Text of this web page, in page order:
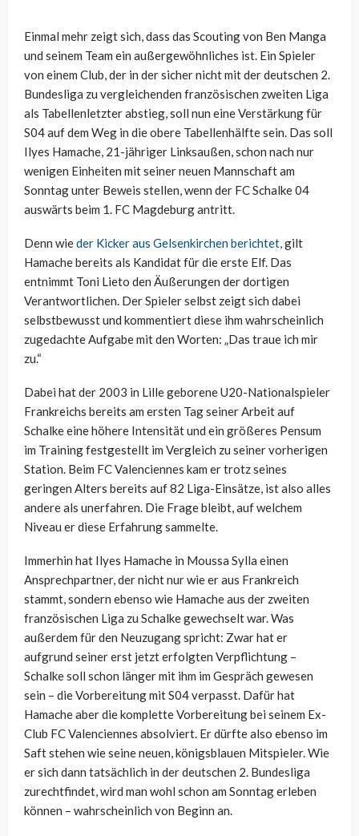
Einmal mehr zeigt sich, dass das Scouting von Ben Manga
und seinem Team ein außergewöhnliches ist. Ein Spieler
von einem Club, der in der sicher nicht mit der deutschen 2.
Bundesliga zu vergleichenden französischen zweiten Liga
als Tabellenletzter abstieg, soll nun eine Verstärkung für
S04 auf dem Weg in die obere Tabellenhälfte sein. Das soll
Ilyes Hamache, 21-jähriger Linksaußen, schon nach nur
wenigen Einheiten mit seiner neuen Mannschaft am
Sonntag unter Beweis stellen, wenn der FC Schalke 04
auswärts beim 1. FC Magdeburg antritt.
Denn wieder Kicker aus Gelsenkirchen berichtet, gilt
Hamache bereits als Kandidat für die erste Elf. Das
entnimmt Toni Lieto den Äußerungen der dortigen
Verantwortlichen. Der Spieler selbst zeigt sich dabei
selbstbewusst und kommentiert diese ihm wahrscheinlich
zugedachte Aufgabe mit den Worten: „Das traue ich mir
zu.“
Dabei hat der 2003 in Lille geborene U20-Nationalspieler
Frankreichs bereits am ersten Tag seiner Arbeit auf
Schalke eine höhere Intensität und ein größeres Pensum
im Training festgestellt im Vergleich zu seiner vorherigen
Station. Beim FC Valenciennes kam er trotz seines
geringen Alters bereits auf 82 Liga-Einsätze, ist also alles
andere als unerfahren. Die Frage bleibt, auf welchem
Niveau er diese Erfahrung sammelte.
Immerhin hat Ilyes Hamache in Moussa Sylla einen
Ansprechpartner, der nicht nur wie er aus Frankreich
stammt, sondern ebenso wie Hamache aus der zweiten
französischen Liga zu Schalke gewechselt war. Was
außerdem für den Neuzugang spricht: Zwar hat er
aufgrund seiner erst jetzt erfolgten Verpflichtung –
Schalke soll schon länger mit ihm im Gespräch gewesen
sein – die Vorbereitung mit S04 verpasst. Dafür hat
Hamache aber die komplette Vorbereitung bei seinem Ex-
Club FC Valenciennes absolviert. Er dürfte also ebenso im
Saft stehen wie seine neuen, königsblauen Mitspieler. Wie
er sich dann tatsächlich in der deutschen 2. Bundesliga
zurechtfindet, wird man wohl schon am Sonntag erleben
können – wahrscheinlich von Beginn an.